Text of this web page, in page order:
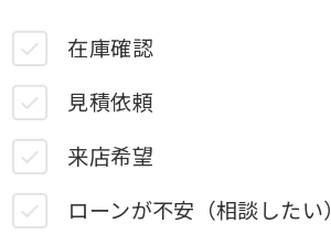
在庫確認
見積依頼
来店希望
ローンが不安（相談したい）